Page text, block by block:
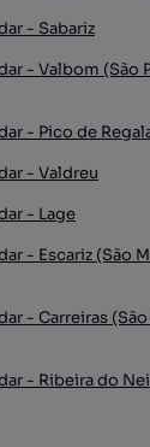
- Sabariz
- Valbom (São
- Pico de
- Valdreu
- Lage
- Escariz (São
- Carreiras
- Ribeira do